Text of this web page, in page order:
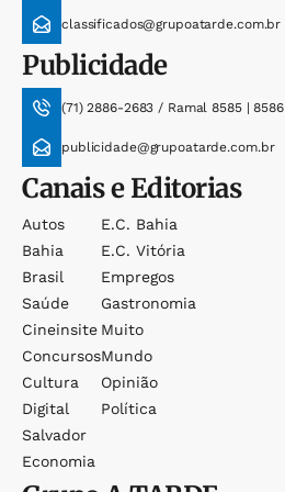
classificados@grupoatarde.com.br
Publicidade
(71) 2886-2683 / Ramal 8585 | 8586
publicidade@grupoatarde.com.br
Canais e Editorias
Autos
Bahia
Brasil
Saúde
Cineinsite
Concursos
Cultura
Digital
Salvador
Economia
E.c. Bahia
E.c. Vitória
Empregos
Gastronomia
Muito
Mundo
Opinião
Política